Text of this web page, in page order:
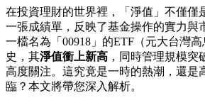
在投資理財的世界裡，「淨值」不僅僅
一張成績單，反映了基金操作的實力與
一檔名為「00918」的ETF（元大台灣
史，其淨值衝上新高 ，同時管理規模
高度關注。這究竟是一時的熱潮，還是
臨？本文將帶您深入解析。